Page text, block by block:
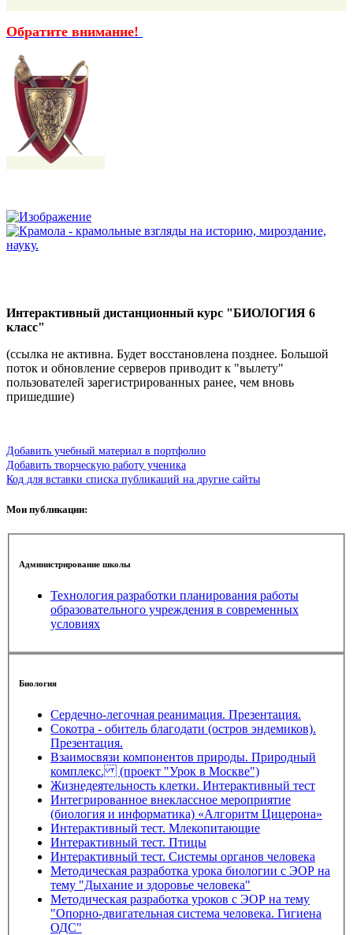
Обратите внимание!
Интерактивный дистанционный курс "БИОЛОГИЯ 6
класс"
(ссылка не активна. Будет восстановлена позднее. Большой
поток и обновление серверов приводит к "вылету"
пользователей зарегистрированных ранее, чем вновь
пришедшие)
Добавить учебный материал в портфолио
Добавить творческую работу ученика
Код для вставки списка публикаций на другие сайты
Мои публикации:
Администрирование школы
Технология разработки планирования работы
образовательного учреждения в современных
условиях
Биология
Сердечно-легочная реанимация. Презентация.
Сокотра - обитель благодати (остров эндемиков).
Презентация.
Взаимосвязи компонентов природы. Природный
комплекс. (проект "Урок в Москве")
Жизнедеятельность клетки. Интерактивный тест
Интегрированное внеклассное мероприятие
(биология и информатика) «Алгоритм Цицерона»
Интерактивный тест. Млекопитающие
Интерактивный тест. Птицы
Интерактивный тест. Системы органов человека
Методическая разработка урока биологии с ЭОР на
тему "Дыхание и здоровье человека"
Методическая разработка уроков с ЭОР на тему
"Опорно-двигательная система человека. Гигиена
ОДС"